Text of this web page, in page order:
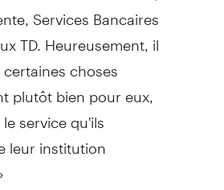
Services Bancaires
TD. Heureusement, il
choses
plutôt bien pour eux,
service qu'ils
leur institution